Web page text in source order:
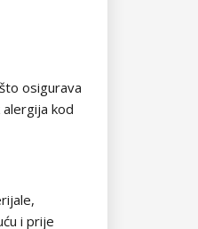
osigurava
kod
i prije